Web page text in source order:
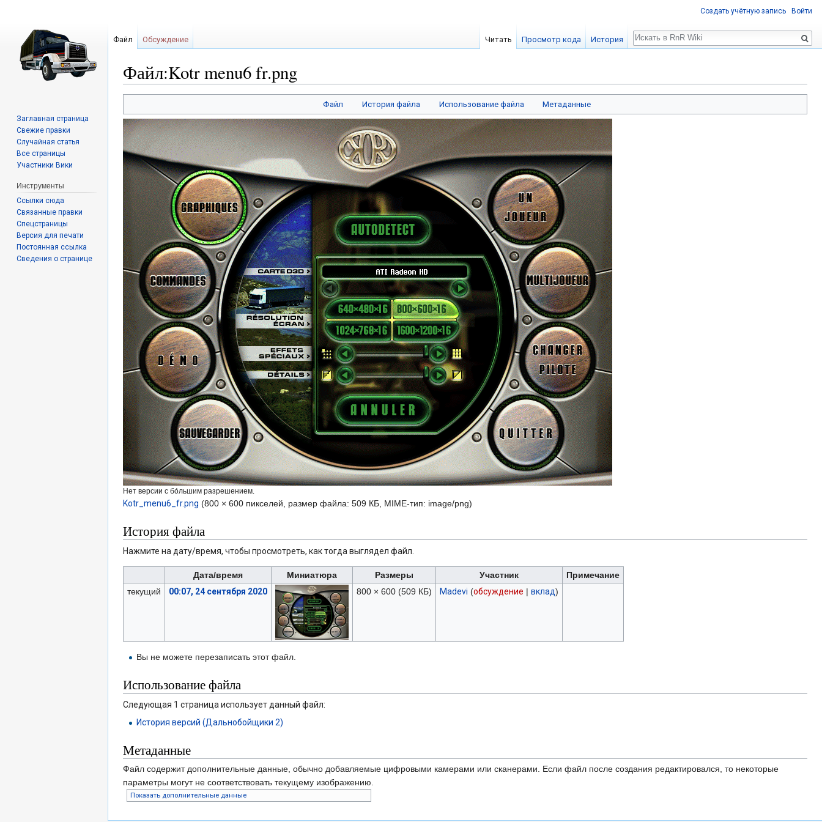
Файл:Kotr menu6 fr.png
к
навигации
к
поиску
Файл История файла Использование файла Метаданные
Нет версии с бо́льшим разрешением.
Kotr_menu6_fr.png (800 × 600 пикселей, размер файла: 509 КБ, MIME-тип: image/png)
История файла
Нажмите на дату/время, чтобы просмотреть, как тогда выглядел файл.
Дата/время Миниатюра Размеры Участник
Примечание
текущий
00:07, 24 сентября 2020 800 × 600 (509 КБ) Madevi (обсуждение | вклад)
Вы не можете перезаписать этот файл.
Использование файла
Следующая 1 страница использует данный файл:
История версий (Дальнобойщики 2)
Метаданные
Файл содержит дополнительные данные, обычно добавляемые цифровыми камерами или сканерами. Если файл после создания редактировался, то некоторые
параметры могут не соответствовать текущему изображению.
Показать дополнительные данные
Создать учётную запись Войти
Файл Обсуждение Читать Просмотр кода История
Поиск
Заглавная страница
Свежие правки
Случайная статья
Все страницы
Участники Вики
Инструменты
Ссылки сюда
Связанные правки
Спецстраницы
Версия для печати
Постоянная ссылка
Сведения о странице